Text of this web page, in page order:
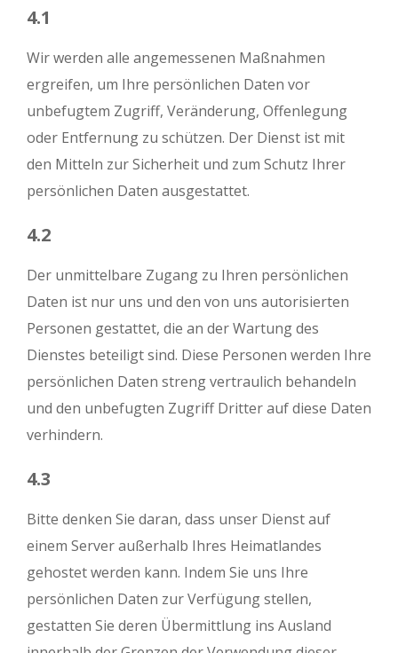
4.1
Wir werden alle angemessenen Maßnahmen
ergreifen, um Ihre persönlichen Daten vor
unbefugtem Zugriff, Veränderung, Offenlegung
oder Entfernung zu schützen. Der Dienst ist mit
den Mitteln zur Sicherheit und zum Schutz Ihrer
persönlichen Daten ausgestattet.
4.2
Der unmittelbare Zugang zu Ihren persönlichen
Daten ist nur uns und den von uns autorisierten
Personen gestattet, die an der Wartung des
Dienstes beteiligt sind. Diese Personen werden Ihre
persönlichen Daten streng vertraulich behandeln
und den unbefugten Zugriff Dritter auf diese Daten
verhindern.
4.3
Bitte denken Sie daran, dass unser Dienst auf
einem Server außerhalb Ihres Heimatlandes
gehostet werden kann. Indem Sie uns Ihre
persönlichen Daten zur Verfügung stellen,
gestatten Sie deren Übermittlung ins Ausland
Close